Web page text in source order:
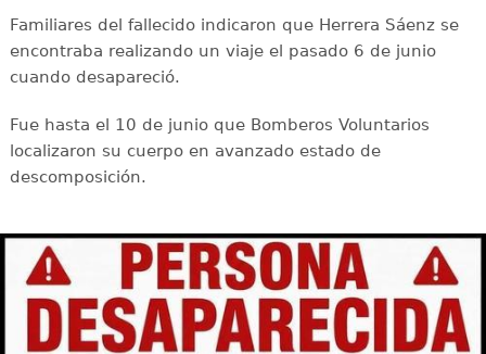
Familiares del fallecido indicaron que Herrera Sáenz se
encontraba realizando un viaje el pasado 6 de junio
cuando desapareció.
Fue hasta el 10 de junio que Bomberos Voluntarios
localizaron su cuerpo en avanzado estado de
descomposición.